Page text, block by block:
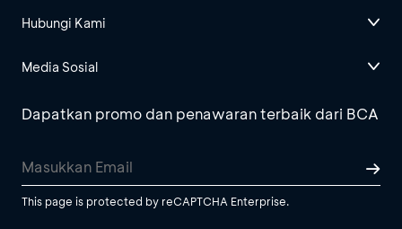
Hubungi Kami
Media Sosial
Dapatkan promo dan penawaran terbaik dari BCA
This page is protected by reCAPTCHA Enterprise.